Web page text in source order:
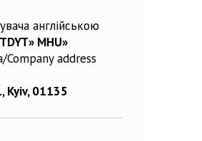
англійською
MHU»
address
Kyiv, 01135